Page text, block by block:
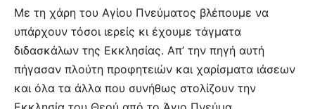
Με τη χάρη του Αγίου Πνεύματος βλέπουμε να
υπάρχουν τόσοι ιερείς κι έχουμε τάγματα
διδασκάλων της Εκκλησίας. Απ’ την πηγή αυτή
πήγασαν πλούτη προφητειών και χαρίσματα ιάσεων
και όλα τα άλλα που συνήθως στολίζουν την